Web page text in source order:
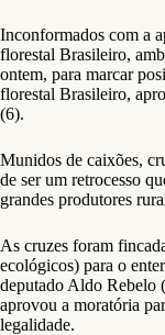
Inconformados com a
florestal Brasileiro,
ontem, para marcar
florestal Brasileiro,
(6).
Munidos de caixões,
de ser um retrocesso
grandes produtores
As cruzes foram
ecológicos) para o
deputado Aldo Rebelo
aprovou a moratória
legalidade.